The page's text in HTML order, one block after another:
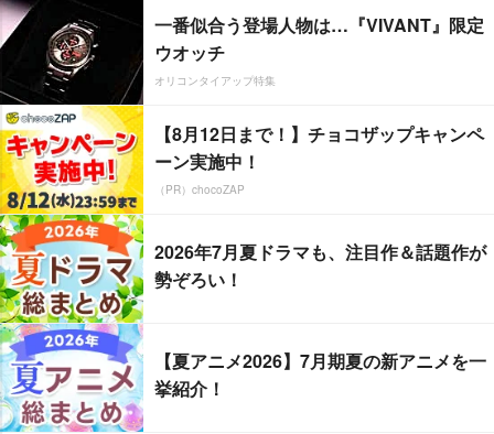
一番似合う登場人物は…『VIVANT』限定
ウオッチ
オリコンタイアップ特集
【8月12日まで！】チョコザップキャンペ
ーン実施中！
（PR）chocoZAP
2026年7月夏ドラマも、注目作＆話題作が
勢ぞろい！
【夏アニメ2026】7月期夏の新アニメを一
挙紹介！